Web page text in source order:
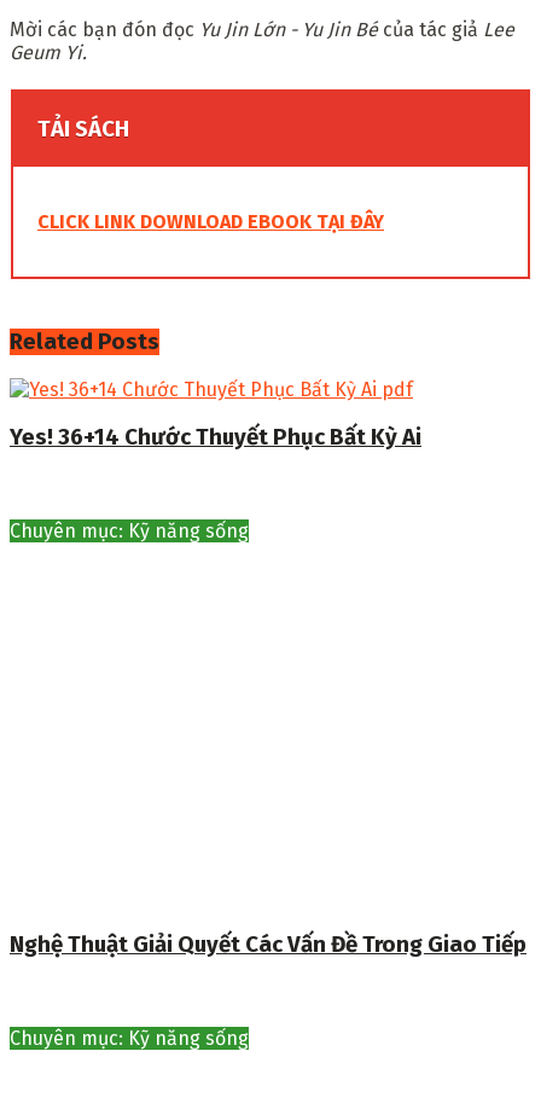
Mời các bạn đón đọc Yu Jin Lớn - Yu Jin Bécủa tác giả Lee
Geum Yi.
TẢI SÁCH
CLICK LINK DOWNLOAD EBOOK TẠI ĐÂY
Related Posts
Yes! 36+14 Chước Thuyết Phục Bất Kỳ Ai
Chuyên mục: Kỹ năng sống
Nghệ Thuật Giải Quyết Các Vấn Đề Trong Giao Tiếp
Chuyên mục: Kỹ năng sống